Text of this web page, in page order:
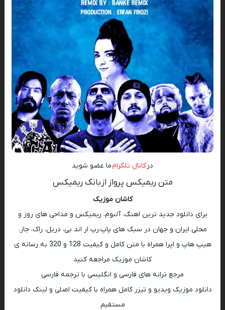
در کانال تلگرامما عضو شوید
متن ریمیکس پرواز از بانک ریمیکس
کاشان موزیک
برای دانلود جدید ترین اهنگ، آلبوم، ریمیکس و مداحی های روز و
محلی ایران و جهان در سبک های پاپ،رپ ار اند بی، دریل، راک، جاز،
هیپ هاپ و اپرا همراه با متن کامل و کیفیت 128 و 320 به رسانه ی
کاشان موزیک مراجعه کنید
مرجع ترانه های فارسی و انگلیسی با ترجمه فارسی
دانلود موزیک ویدیو و تیزر کامل همراه با کیفیت اصلی و لینک دانلود
مستقیم